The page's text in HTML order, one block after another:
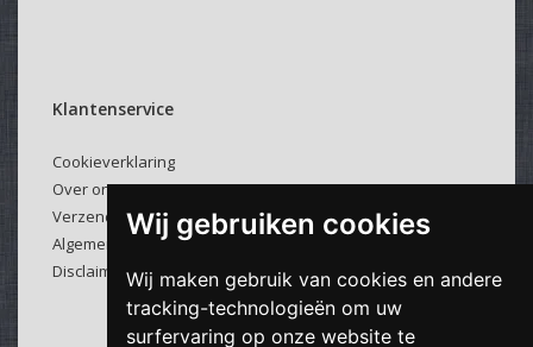
Wij gebruiken cookies
Wij maken gebruik van cookies en andere
tracking-technologieën om uw
surfervaring op onze website te
Klantenservice
Cookieverklaring
Over ons
Verzenden & retourneren
Algemene voorwaarden
Disclaimer